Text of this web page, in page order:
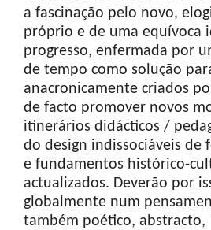
a fascinação pelo novo,
próprio e de uma equívoca
progresso, enfermada por
de tempo como solução
anacronicamente criados
de facto promover novos
itinerários didácticos /
do design indissociáveis de
e fundamentos histórico-
actualizados. Deverão por
globalmente num
também poético, abstracto,